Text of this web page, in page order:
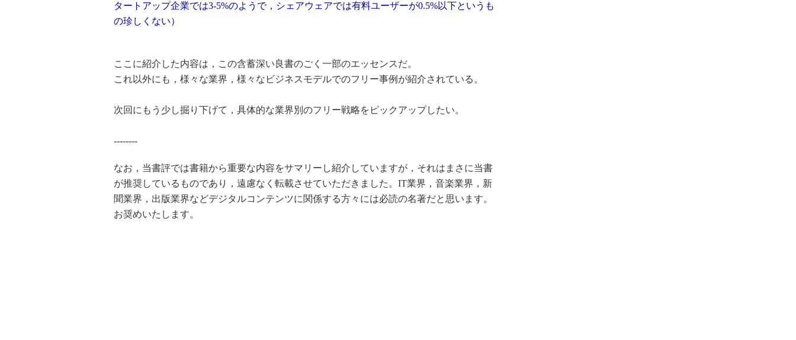
タートアップ企業では3-5%のようで，シェアウェアでは有料ユーザーが0.5%以下というも
の珍しくない）
ここに紹介した内容は，この含蓄深い良書のごく一部のエッセンスだ。
これ以外にも，様々な業界，様々なビジネスモデルでのフリー事例が紹介されている。
次回にもう少し掘り下げて，具体的な業界別のフリー戦略をピックアップしたい。
--------
なお，当書評では書籍から重要な内容をサマリーし紹介していますが，それはまさに当書
が推奨しているものであり，遠慮なく転載させていただきました。IT業界，音楽業界，新
聞業界，出版業界などデジタルコンテンツに関係する方々には必読の名著だと思います。
お奨めいたします。